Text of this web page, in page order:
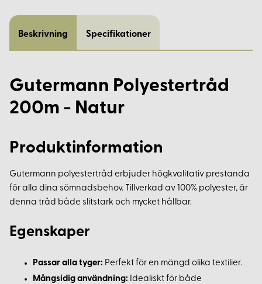
Beskrivning Specifikationer
Gutermann Polyestertråd
200m - Natur
Produktinformation
Gutermann polyestertråd erbjuder högkvalitativ prestanda
för alla dina sömnadsbehov. Tillverkad av 100% polyester, är
denna tråd både slitstark och mycket hållbar.
Egenskaper
Passar alla tyger: Perfekt för en mängd olika textilier.
Mångsidig användning: Idealiskt för både